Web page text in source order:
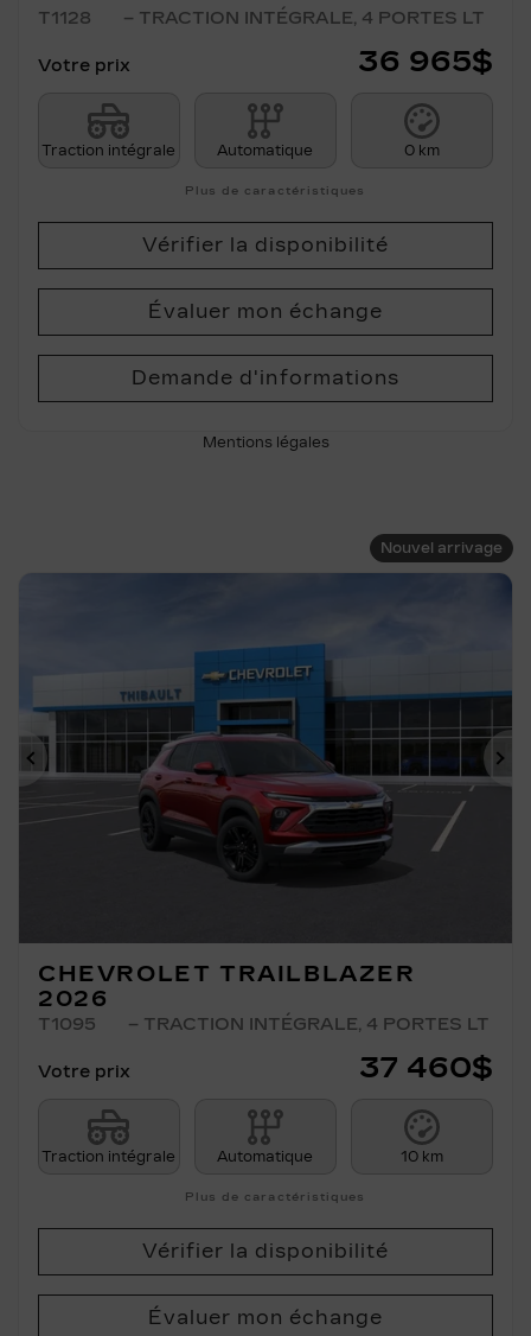
T1128 – TRACTION INTÉGRALE, 4 PORTES LT
Votre prix 36 965$
Traction intégrale Automatique 0 km
Plus de caractéristiques
Vérifier la disponibilité
Évaluer mon échange
Demande d'informations
Mentions légales
Nouvel arrivage
Précédent
CHEVROLET TRAILBLAZER
2026
T1095 – TRACTION INTÉGRALE, 4 PORTES LT
Votre prix 37 460$
Traction intégrale Automatique 10 km
Plus de caractéristiques
Vérifier la disponibilité
Évaluer mon échange